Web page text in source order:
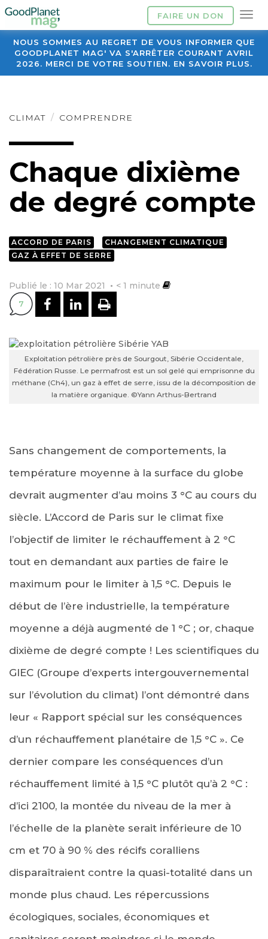
FAIRE UN DON
NOUS SOMMES AU REGRET DE VOUS INFORMER QUE
GOODPLANET MAG' VA S'ARRÊTER COURANT AVRIL
2026. MERCI DE VOTRE SOUTIEN. EN SAVOIR PLUS.
CLIMAT COMPRENDRE
Chaque dixième
de degré compte
ACCORD DE PARIS
CHANGEMENT CLIMATIQUE
GAZ À EFFET DE SERRE
Publié le : 10 Mar 2021 < 1 minute
7 PARTAGER SUR FACEBOOK
PARTAGER SUR
IMPRIMER
Exploitation pétrolière près de Sourgout, Sibérie Occidentale,
Fédération Russe. Le permafrost est un sol gelé qui emprisonne du
méthane (Ch4), un gaz à effet de serre, issu de la décomposition de
la matière organique. ©Yann Arthus-Bertrand
Sans changement de comportements, la
température moyenne à la surface du globe
devrait augmenter d’au moins 3 °C au cours du
siècle. L’Accord de Paris sur le climat fixe
l’objectif de limiter le réchauffement à 2 °C
tout en demandant aux parties de faire le
maximum pour le limiter à 1,5 °C. Depuis le
début de l’ère industrielle, la température
moyenne a déjà augmenté de 1 °C ; or, chaque
dixième de degré compte ! Les scientifiques du
GIEC (Groupe d’experts intergouvernemental
sur l’évolution du climat) l’ont démontré dans
leur « Rapport spécial sur les conséquences
d’un réchauffement planétaire de 1,5 °C ». Ce
dernier compare les conséquences d’un
réchauffement limité à 1,5 °C plutôt qu’à 2 °C :
d’ici 2100, la montée du niveau de la mer à
l’échelle de la planète serait inférieure de 10
cm et 70 à 90 % des récifs coralliens
disparaîtraient contre la quasi-totalité dans un
monde plus chaud. Les répercussions
écologiques, sociales, économiques et